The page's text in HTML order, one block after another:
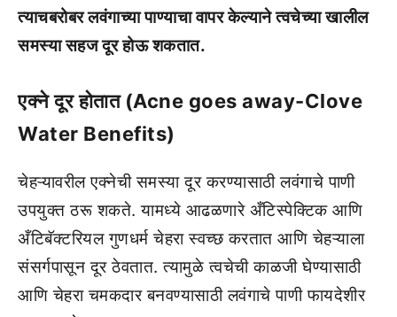
त्याचबरोबर लवंगाच्या पाण्याचा वापर केल्याने त्वचेच्या खालील
समस्या सहज दूर होऊ शकतात.
एक्ने दूर होतात (Acne goes away-Clove
Water Benefits)
चेहऱ्यावरील एक्नेची समस्या दूर करण्यासाठी लवंगाचे पाणी
उपयुक्त ठरू शकते. यामध्ये आढळणारे अँटिस्पेक्टिक आणि
अँटिबॅक्टरियल गुणधर्म चेहरा स्वच्छ करतात आणि चेहऱ्याला
संसर्गपासून दूर ठेवतात. त्यामुळे त्वचेची काळजी घेण्यासाठी
आणि चेहरा चमकदार बनवण्यासाठी लवंगाचे पाणी फायदेशीर